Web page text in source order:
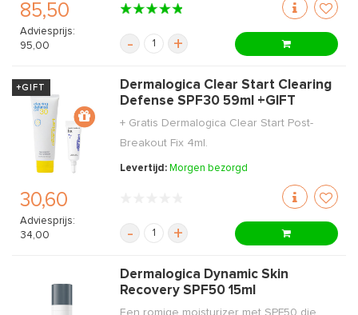
85,50
Adviesprijs:
95,00
- +
+GIFT
30,60
Adviesprijs:
34,00
Dermalogica Clear Start Clearing
Defense SPF30 59ml +GIFT
+ Gratis Dermalogica Clear Start Post-
Breakout Fix 4ml.
Levertijd: Morgen bezorgd
- +
Dermalogica Dynamic Skin
Recovery SPF50 15ml
Een romige moisturizer met SPF50 die